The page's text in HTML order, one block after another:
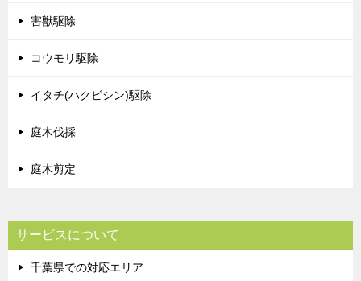
害獣駆除
コウモリ駆除
イタチ(ハクビシン)駆除
庭木伐採
庭木剪定
サービスについて
千葉県での対応エリア